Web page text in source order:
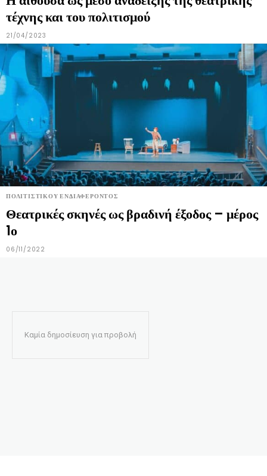
τέχνης και του πολιτισμού
21/04/2023
ΠΟΛΙΤΙΣΤΙΚΟΎ ΕΝΔΙΑΦΈΡΟΝΤΟΣ
Θεατρικές σκηνές ως βραδινή έξοδος – μέρος
1ο
06/11/2022
Καμία δημοσίευση για προβολή